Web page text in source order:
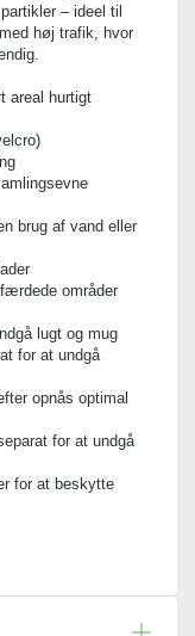
– ideel til
høj trafik, hvor
areal hurtigt
brug af vand eller
områder
lugt og mug
for at undgå
opnås optimal
for at undgå
for at beskytte